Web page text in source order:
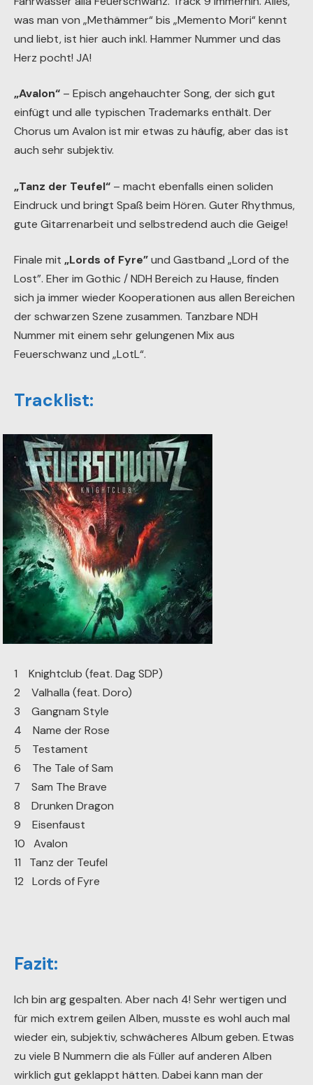
was man von „Methämmer“ bis „Memento Mori“ kennt
und liebt, ist hier auch inkl. Hammer Nummer und das
Herz pocht! JA!
„Avalon“ – Episch angehauchter Song, der sich gut
einfügt und alle typischen Trademarks enthält. Der
Chorus um Avalon ist mir etwas zu häufig, aber das ist
auch sehr subjektiv.
„Tanz der Teufel“ – macht ebenfalls einen soliden
Eindruck und bringt Spaß beim Hören. Guter Rhythmus,
gute Gitarrenarbeit und selbstredend auch die Geige!
Finale mit „Lords of Fyre”und Gastband „Lord of the
Lost”. Eher im Gothic / NDH Bereich zu Hause, finden
sich ja immer wieder Kooperationen aus allen Bereichen
der schwarzen Szene zusammen. Tanzbare NDH
Nummer mit einem sehr gelungenen Mix aus
Feuerschwanz und „LotL“.
Tracklist:
1 Knightclub (feat. Dag SDP)
2 Valhalla (feat. Doro)
3 Gangnam Style
4 Name der Rose
5 Testament
6 The Tale of Sam
7 Sam The Brave
8 Drunken Dragon
9 Eisenfaust
10 Avalon
11 Tanz der Teufel
12 Lords of Fyre
Fazit:
Ich bin arg gespalten. Aber nach 4! Sehr wertigen und
für mich extrem geilen Alben, musste es wohl auch mal
wieder ein, subjektiv, schwächeres Album geben. Etwas
zu viele B Nummern die als Füller auf anderen Alben
wirklich gut geklappt hätten. Dabei kann man der